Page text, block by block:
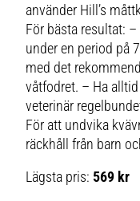
använder Hill’s
För bästa resultat:
under en period på
med det
våtfodret. – Ha
veterinär
För att undvika
räckhåll från barn
Lägsta pris:569 kr